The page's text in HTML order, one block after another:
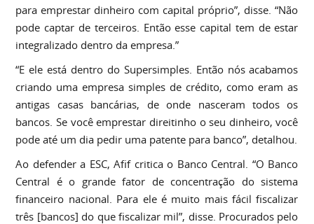
para emprestar dinheiro com capital próprio”, disse. “Não
pode captar de terceiros. Então esse capital tem de estar
integralizado dentro da empresa.”
“E ele está dentro do Supersimples. Então nós acabamos
criando uma empresa simples de crédito, como eram as
antigas casas bancárias, de onde nasceram todos os
bancos. Se você emprestar direitinho o seu dinheiro, você
pode até um dia pedir uma patente para banco”, detalhou.
Ao defender a ESC, Afif critica o Banco Central. “O Banco
Central é o grande fator de concentração do sistema
financeiro nacional. Para ele é muito mais fácil fiscalizar
três [bancos] do que fiscalizar mil”, disse. Procurados pelo